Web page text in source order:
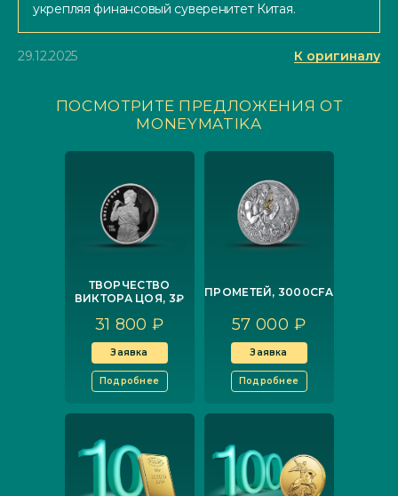
укрепляя финансовый суверенитет Китая.
29.12.2025 К оригиналу
ПОСМОТРИТЕ ПРЕДЛОЖЕНИЯ ОТ
MONEYMATIKA
ТВОРЧЕСТВО
ВИКТОРА ЦОЯ, 3₽
31 800 ₽
Заявка
Подробнее
ПРОМЕТЕЙ, 3000CFA
57 000 ₽
Заявка
Подробнее